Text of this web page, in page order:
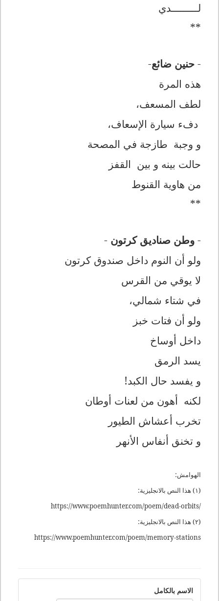
لـــــــــدي
**
- حنين ضائع-
هذه المرة
لطف المسعف،
دفء سيارة الإسعاف،
و وجبة طازجة في المصحة
حالت بينە و بين القفز
من هاوية القنوط
**
- وطن صناديق كرتون -
ولو أن النوم داخل صندوق كرتون
لا يوقي من القرس
في شتاء شمالي،
ولو أن فتات خبز
داخل أوساخ
يسد الرمق
و يفسد حال الكبد!
لكنه أهون من لعنات أوطان
تخرب أعشاش الطيور
و تخنق أنفاس الأنهر
الهوامش:
(١) هذا النص بالانجليزية:
https://www.poemhunter.com/poem/dead-orbits/
(٢) هذا النص بالانجليزية:
https://www.poemhunter.com/poem/memory-stations
الاسم بالكامل